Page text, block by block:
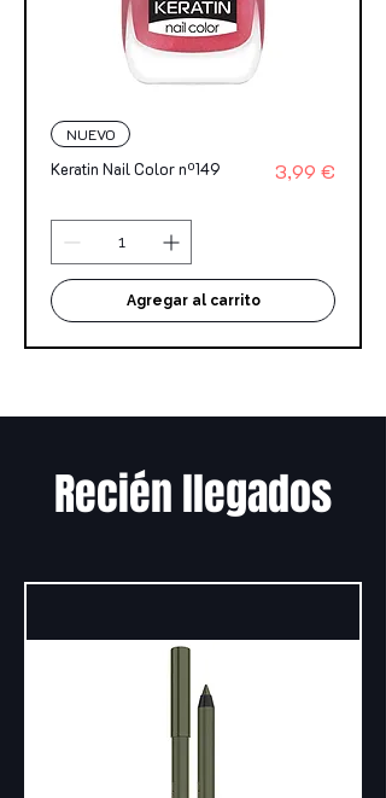
NUEVO
Keratin Nail Color nº149 Precio
3,99 €
Agregar al carrito
Recién llegados